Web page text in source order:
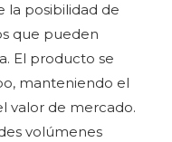
la posibilidad de
que pueden
El producto se
manteniendo el
valor de mercado.
volúmenes